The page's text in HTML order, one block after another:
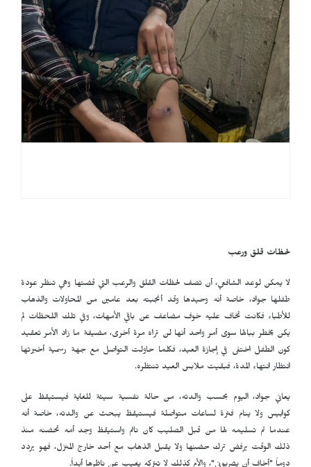
لحظات قلق ورعب
لا يمكن لوعد الشافعي، أن تصف لحظات القلق والرعب التي قضتها وهي تنظر عودة
طفلها جواد، خاصة أنه وحيدها وقد أنجبته بعد عامين من المحاولات والذهاب
للأطباء فكانت تخاف عليه خوف مضاعف عن باقي الأمهات، وفي تلك اللحظات لم
يكن يخطر ببالها سوى أمر واحد أنها لن تراه مرة أخرى، مضيفة ما زاد الأمر تعقيد
كون الطفل اختفى في إجازة العيد، فكلما حاولت التواصل مع جهة رسمية أخبرتها
انتظار انتهاء المدة، فبقيت ملابس العيد تنتظره.
يعاني جواد، اليوم بحسب والدته، من حالة نفسية سيئة للغاية فيستيقظ على
كوابيس ولا ينام فترة لساعات متواصلة فيستيقظ يبحث عن والدته، خاصة أنه
عندما تم تسليمه لها من قبل الصليب كان نائم واستيقظ وجد أمه تحضنه منذ
ذلك الوقت يرفض ترك حضنها ولا يقبل الذهاب مع أحد خارج المنزل، فهو يردد